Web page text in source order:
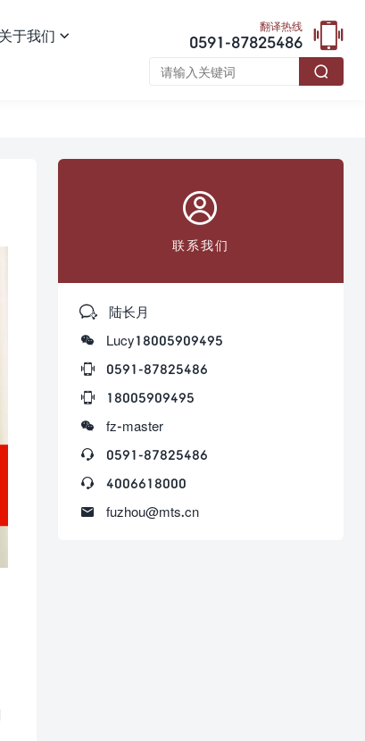
翻译热线
0591-87825486 
关于我们 


联系我们

陆长月

Lucy18005909495

0591-87825486

18005909495

fz-master

0591-87825486

4006618000

fuzhou@mts.cn